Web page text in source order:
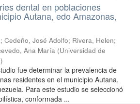
dental en poblaciones
Autana, edo Amazonas,
; Cedeño, José Adolfo; Rivera, Helen;
Ana María (Universidad de
)
fue determinar la prevalencia de
residentes en el municipio Autana,
Para este estudio se seleccionó
conformada ...